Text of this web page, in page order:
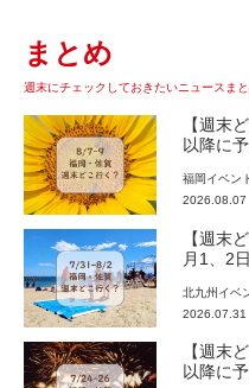
まとめ
週末にチェックしておきたいニュースま
【週末
以降に
福岡 イベン
2026.08.07
【週末
月1、2
北九州 イベ
2026.07.31
【週末
以降に